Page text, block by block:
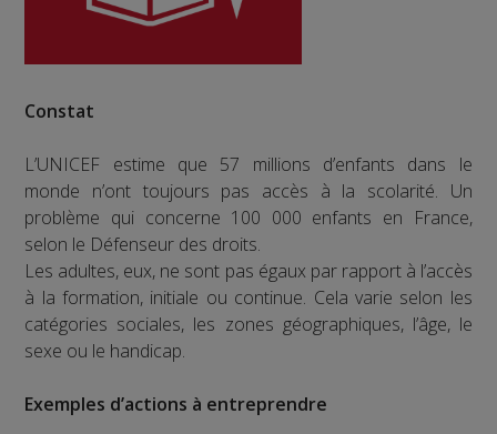
Constat
L’UNICEF estime que 57 millions d’enfants dans le
monde n’ont toujours pas accès à la scolarité. Un
problème qui concerne 100 000 enfants en France,
selon le Défenseur des droits.
Les adultes, eux, ne sont pas égaux par rapport à l’accès
à la formation, initiale ou continue. Cela varie selon les
catégories sociales, les zones géographiques, l’âge, le
sexe ou le handicap.
Exemples d’actions à entreprendre